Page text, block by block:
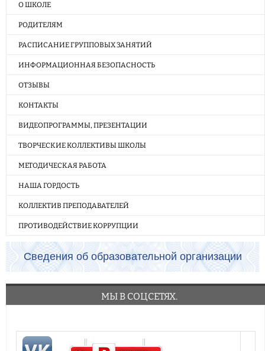
О ШКОЛЕ
РОДИТЕЛЯМ
РАСПИСАНИЕ ГРУППОВЫХ ЗАНЯТИЙ
ИНФОРМАЦИОННАЯ БЕЗОПАСНОСТЬ
ОТЗЫВЫ
КОНТАКТЫ
ВИДЕОПРОГРАММЫ, ПРЕЗЕНТАЦИИ
ТВОРЧЕСКИЕ КОЛЛЕКТИВЫ ШКОЛЫ
МЕТОДИЧЕСКАЯ РАБОТА
НАША ГОРДОСТЬ
КОЛЛЕКТИВ ПРЕПОДАВАТЕЛЕЙ
ПРОТИВОДЕЙСТВИЕ КОРРУПЦИИ
Сведения об образовательной организации
МЫ В СОЦСЕТЯХ.